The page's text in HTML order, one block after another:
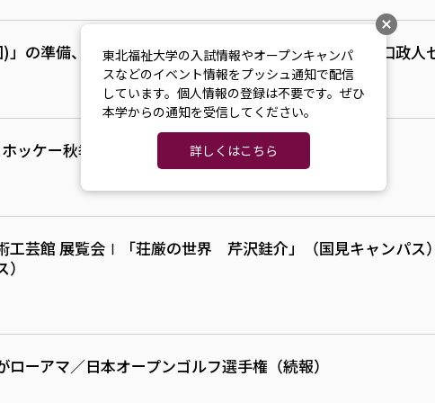
)」の準備、運営に参加しました（医療経営管理学科 山口政人
ッケー秋季大会
術工芸館 展覧会Ⅰ「荘厳の世界 芹沢銈介」（国見キャンパ
ローアマ／日本オープンゴルフ選手権（続報）
東北福祉大学の入試情報やオープンキャンパ
スなどのイベント情報をプッシュ通知で配信
しています。個人情報の登録は不要です。ぜひ
本学からの通知を受信してください。
詳しくはこちら